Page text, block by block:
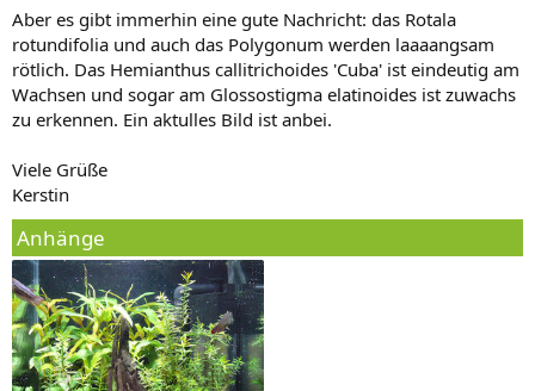
Aber es gibt immerhin eine gute Nachricht: das Rotala
rotundifolia und auch das Polygonum werden laaaangsam
rötlich. Das Hemianthus callitrichoides 'Cuba' ist eindeutig am
Wachsen und sogar am Glossostigma elatinoides ist zuwachs
zu erkennen. Ein aktulles Bild ist anbei.
Viele Grüße
Kerstin
Anhänge